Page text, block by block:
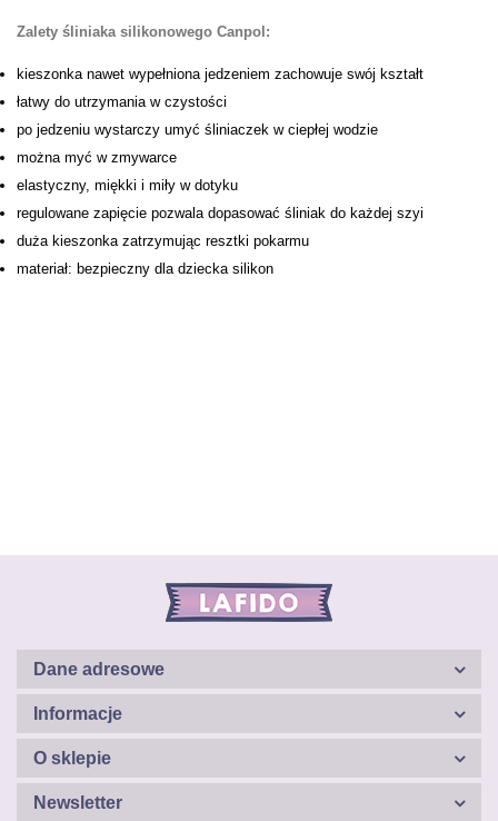
Zalety śliniaka silikonowego Canpol:
kieszonka nawet wypełniona jedzeniem zachowuje swój kształt
łatwy do utrzymania w czystości
po jedzeniu wystarczy umyć śliniaczek w ciepłej wodzie
można myć w zmywarce
elastyczny, miękki i miły w dotyku
regulowane zapięcie pozwala dopasować śliniak do każdej szyi
duża kieszonka zatrzymując resztki pokarmu
materiał: bezpieczny dla dziecka silikon
Dane adresowe
Informacje
O sklepie
Newsletter